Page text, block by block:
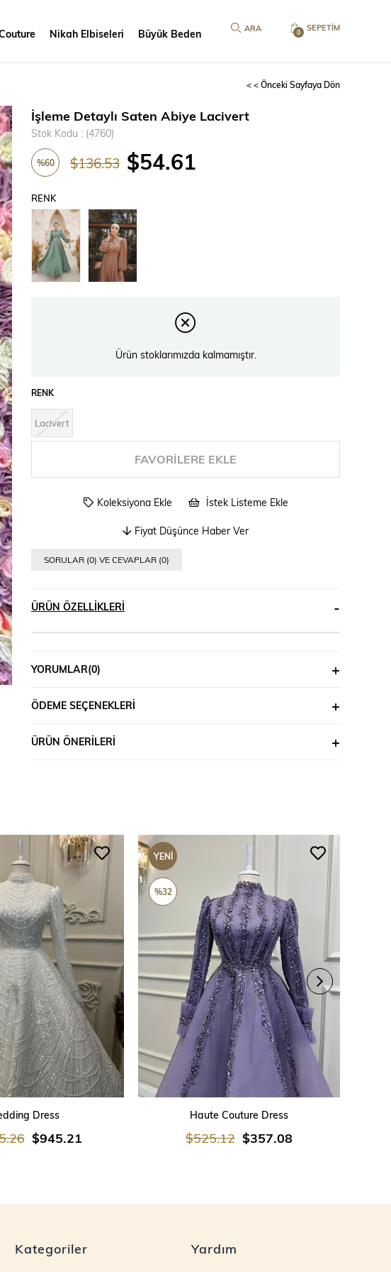
SEPETIM
0
Nikah Elbiseleri Büyük Beden
< < Önceki Sayfaya Dön
İşleme Detaylı Saten Abiye Lacivert
Stok Kodu (4760)
%60 $136.53 $54.61
RENK
Ürün stoklarımızda kalmamıştır.
RENK
Lacivert
FAVORILERE EKLE
Koleksiyona Ekle İstek Listeme Ekle
Fiyat Düşünce Haber Ver
SORULAR (0) VE CEVAPLAR (0)
ÜRÜN ÖZELLIKLERI
YORUMLAR(0)
ÖDEME SEÇENEKLERI
ÜRÜN ÖNERILERI
EKLE
Dress
$945.21
SEPETE EKLE
Haute Couture Dress
$357.08
$525.12
YENI
ÜRÜN
%32
Kategoriler Yardım